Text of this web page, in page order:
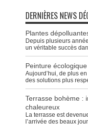
DERNIÈRES NEWS
Plantes
Depuis plusieurs
un véritable succès
Peinture
Aujourd’hui, de plus
des solutions plus
Terrasse bohème :
chaleureux
La terrasse est
l’arrivée des beaux